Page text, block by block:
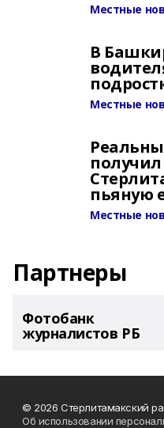
Местные
В
Местные
пьяную
Местные
Партнеры
Фотобанк
журналистов РБ
© 2026 Стерлитамакский
Об использовании